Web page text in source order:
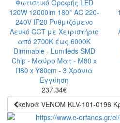
237.34€
kelvo® VENOM KLV-101-0196